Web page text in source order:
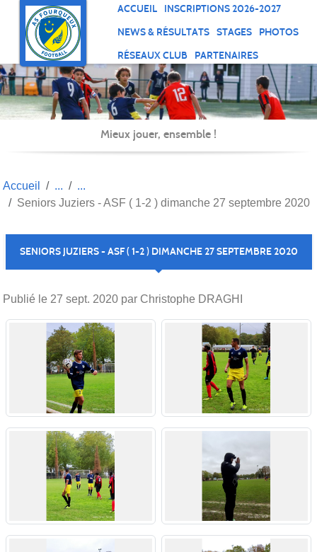
ACCUEIL
INSCRIPTIONS 2026-2027
NEWS & RÉSULTATS
STAGES
PHOTOS
RÉSEAUX CLUB
PARTENAIRES
Mieux jouer, ensemble !
Accueil
Seniors Juziers - ASF ( 1-2 ) dimanche 27 septembre 2020
SENIORS JUZIERS - ASF ( 1-2 ) DIMANCHE 27 SEPTEMBRE 2020
Publié le 27 sept. 2020 par Christophe DRAGHI
Panneau de gestion des cookies